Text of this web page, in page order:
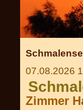
07.08.2026
Zimmer